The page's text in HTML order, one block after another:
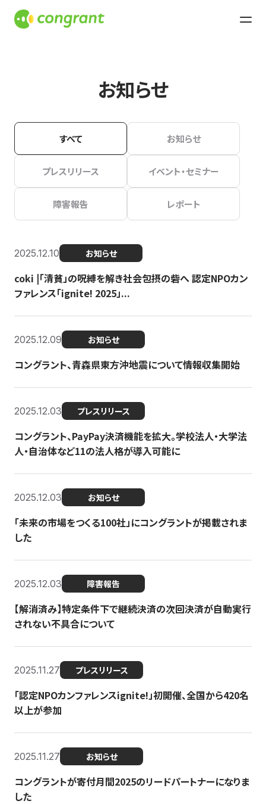
お知らせ
すべて お知らせ
プレスリリース イベント・セミナー
障害報告 レポート
2025.12.10 お知らせ
coki |「清貧」の呪縛を解き社会包摂の砦へ 認定NPOカン
ファレンス「ignite! 2025」...
2025.12.09 お知らせ
コングラント、青森県東方沖地震について情報収集開始
2025.12.03 プレスリリース
コングラント、PayPay決済機能を拡大。学校法人・大学法
人・自治体など11の法人格が導入可能に
2025.12.03 お知らせ
「未来の市場をつくる100社」にコングラントが掲載されま
した
2025.12.03 障害報告
【解消済み】特定条件下で継続決済の次回決済が自動実行
されない不具合について
2025.11.27 プレスリリース
「認定NPOカンファレンスignite!」初開催、全国から420名
以上が参加
2025.11.27 お知らせ
コングラントが寄付月間2025のリードパートナーになりま
した